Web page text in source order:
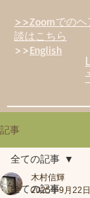
>>Zoomでの
談はこちら
>>English
記事
全ての記事
全ての記事
木村信輝
2025年9月22日